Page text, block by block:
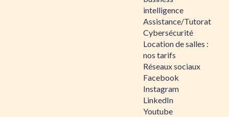
intelligence
Assistance/Tutorat
Cybersécurité
Location de salles :
nos tarifs
Réseaux sociaux
Facebook
Instagram
LinkedIn
Youtube